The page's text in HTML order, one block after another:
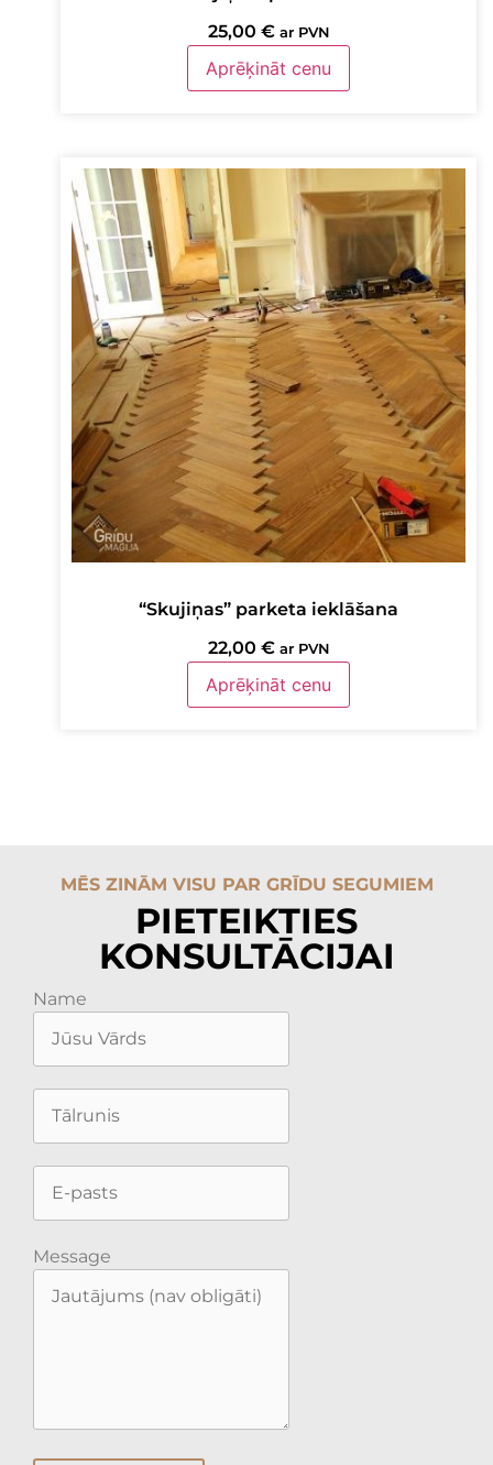
25,00 € ar PVN
Aprēķināt cenu
“Skujiņas” parketa ieklāšana
22,00 € ar PVN
Aprēķināt cenu
MĒS ZINĀM VISU PAR GRĪDU SEGUMIEM
PIETEIKTIES
KONSULTĀCIJAI
Name
Message